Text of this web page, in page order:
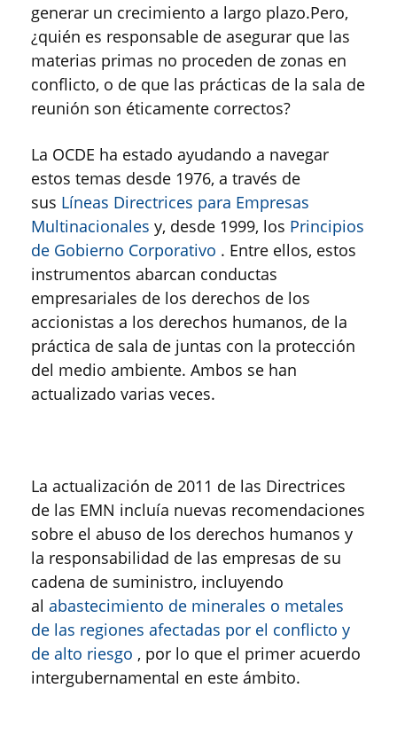
generar un crecimiento a largo plazo.Pero,
¿quién es responsable de asegurar que las
materias primas no proceden de zonas en
conflicto, o de que las prácticas de la sala de
reunión son éticamente correctos?
La OCDE ha estado ayudando a navegar
estos temas desde 1976, a través de
sus Líneas Directrices para Empresas
Multinacionales y, desde 1999, los Principios
de Gobierno Corporativo . Entre ellos, estos
instrumentos abarcan conductas
empresariales de los derechos de los
accionistas a los derechos humanos, de la
práctica de sala de juntas con la protección
del medio ambiente. Ambos se han
actualizado varias veces.
La actualización de 2011 de las Directrices
de las EMN incluía nuevas recomendaciones
sobre el abuso de los derechos humanos y
la responsabilidad de las empresas de su
cadena de suministro, incluyendo
al abastecimiento de minerales o metales
de las regiones afectadas por el conflicto y
de alto riesgo , por lo que el primer acuerdo
intergubernamental en este ámbito.